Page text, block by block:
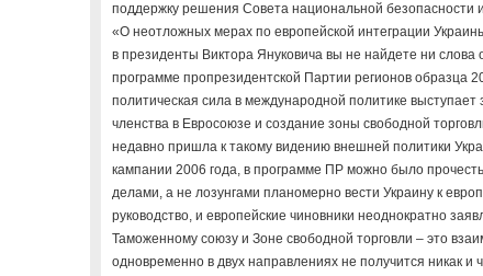
поддержку решения Совета национальной
«О неотложных мерах по европейской интеграции
в президенты Виктора Януковича вы не найдете ни
программе пропрезидентской Партии регионов образца
политическая сила в международной политике
членства в Евросоюзе и создание зоны свободной
недавно пришла к такому видению внешней политики
кампании 2006 года, в программе ПР можно было
делами, а не лозунгами планомерно вести Украину к
руководство, и европейские чиновники неоднократно
Таможенному союзу и Зоне свободной торговли – это
одновременно в двух направлениях не получится никак и